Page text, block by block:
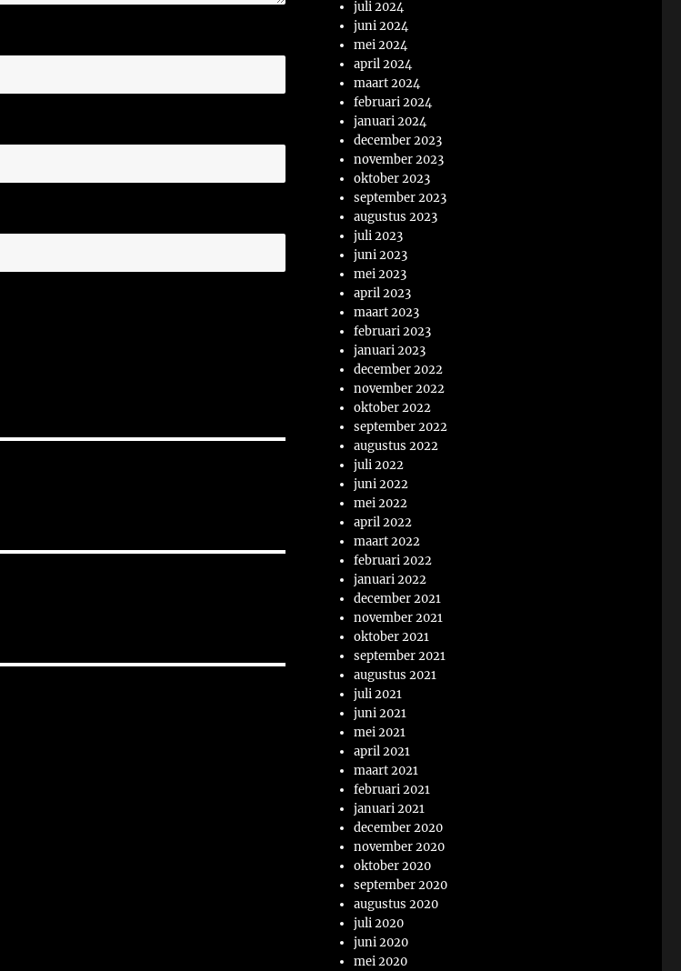
juli 2024
juni 2024
mei 2024
april 2024
maart 2024
februari 2024
januari 2024
december 2023
november 2023
oktober 2023
september 2023
augustus 2023
juli 2023
juni 2023
mei 2023
april 2023
maart 2023
februari 2023
januari 2023
december 2022
november 2022
oktober 2022
september 2022
augustus 2022
juli 2022
juni 2022
mei 2022
april 2022
maart 2022
februari 2022
januari 2022
december 2021
november 2021
oktober 2021
september 2021
augustus 2021
juli 2021
juni 2021
mei 2021
april 2021
maart 2021
februari 2021
januari 2021
december 2020
november 2020
oktober 2020
september 2020
augustus 2020
juli 2020
juni 2020
mei 2020